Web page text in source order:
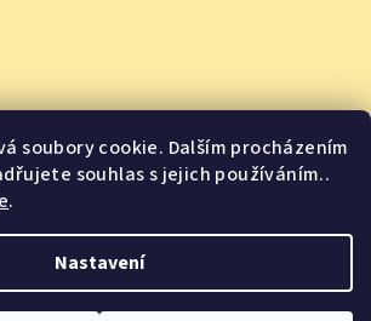
soubory cookie. Dalším procházením
souhlas s jejich používáním..
.
Nastavení
vína z pohodlí domova